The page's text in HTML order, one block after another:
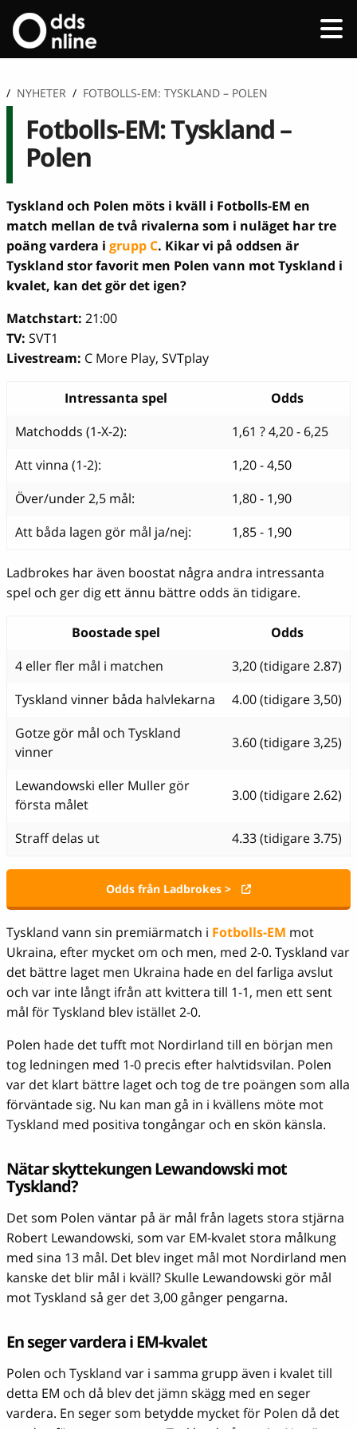
/ NYHETER / FOTBOLLS-EM: TYSKLAND – POLEN
Fotbolls-EM: Tyskland –
Polen
Tyskland och Polen möts i kväll i Fotbolls-EM en
match mellan de två rivalerna som i nuläget har tre
poäng vardera i grupp C. Kikar vi på oddsen är
Tyskland stor favorit men Polen vann mot Tyskland i
kvalet, kan det gör det igen?
Matchstart: 21:00
TV: SVT1
Livestream: C More Play, SVTplay
Intressanta spel
Odds
Matchodds (1-X-2):
1,61 ? 4,20 - 6,25
Att vinna (1-2):
1,20 - 4,50
Över/under 2,5 mål:
1,80 - 1,90
Att båda lagen gör mål ja/nej:
1,85 - 1,90
Ladbrokes har även boostat några andra intressanta
spel och ger dig ett ännu bättre odds än tidigare.
Boostade spel
Odds
4 eller fler mål i matchen
3,20 (tidigare 2.87)
Tyskland vinner båda halvlekarna
4.00 (tidigare 3,50)
Gotze gör mål och Tyskland
vinner
3.60 (tidigare 3,25)
Lewandowski eller Muller gör
första målet
3.00 (tidigare 2.62)
Straff delas ut 4.33 (tidigare 3.75)
Odds från Ladbrokes >
Tyskland vann sin premiärmatch i Fotbolls-EM mot
Ukraina, efter mycket om och men, med 2-0. Tyskland var
det bättre laget men Ukraina hade en del farliga avslut
och var inte långt ifrån att kvittera till 1-1, men ett sent
mål för Tyskland blev istället 2-0.
Polen hade det tufft mot Nordirland till en början men
tog ledningen med 1-0 precis efter halvtidsvilan. Polen
var det klart bättre laget och tog de tre poängen som alla
förväntade sig. Nu kan man gå in i kvällens möte mot
Tyskland med positiva tongångar och en skön känsla.
Nätar skyttekungen Lewandowski mot
Tyskland?
Det som Polen väntar på är mål från lagets stora stjärna
Robert Lewandowski, som var EM-kvalet stora målkung
med sina 13 mål. Det blev inget mål mot Nordirland men
kanske det blir mål i kväll? Skulle Lewandowski gör mål
mot Tyskland så ger det 3,00 gånger pengarna.
En seger vardera i EM-kvalet
Polen och Tyskland var i samma grupp även i kvalet till
detta EM och då blev det jämn skägg med en seger
vardera. En seger som betydde mycket för Polen då det